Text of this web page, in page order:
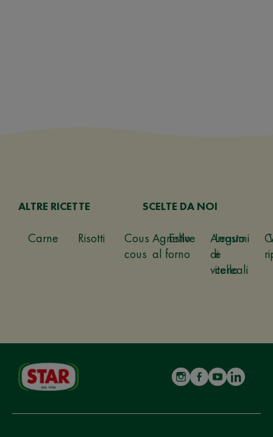
ALTRE RICETTE
Carne Risotti
Cous
cous
Estive
Legumi
e
cereali
SCELTE DA NOI
Agnello
al forno
Arrosto
di
vitello